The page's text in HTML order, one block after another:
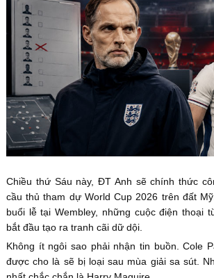
Chiều thứ Sáu này, ĐT Anh sẽ chính thức
cầu thủ tham dự World Cup 2026 trên đất
buổi lễ tại Wembley, những cuộc điện thoại
bắt đầu tạo ra tranh cãi dữ dội.
Không ít ngôi sao phải nhận tin buồn. Cole
được cho là sẽ bị loại sau mùa giải sa sút.